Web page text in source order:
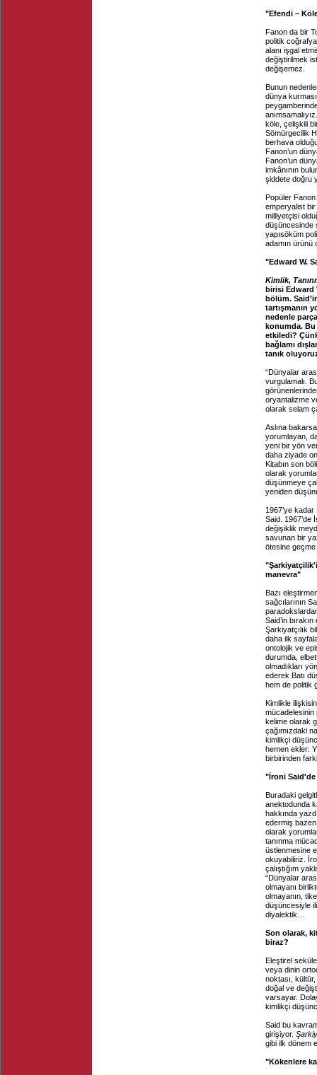
"Efendi –
Fanon da bir
politik
alanı işgal
değiştirilmek
değişemez.
Bunun
dünya
köle, çelişkili
Sömürgecilik
berhava
Fanon’un
Fanon’un
imkânının
şiddete doğru
Popüler Fanon
emperyalist bir
milliyetçisi
düşüncesinde
yapısöküm
adamın ürünü
"Edward W.
Kimlik,
birisi Edward
bölüm.
tartışmanın
nedenle
konumda. Bu
etkiledi?
bağlamı
tanık
“Dünyalar
vurgulamalı.
oryantalizme
olarak selam
Aslına
yorumlayan,
yeni bir yön
daha ziyade
Kitabın son
olarak
düşünmeye
yeniden
1967’ye
Said. 1967’de
değişiklik
savunan bir
ötesine
manevra"
Bazı
sağcılarının
Said’in
Şarkiyatçılık
daha ilk
ontolojik ve
durumda,
olmadıkları
ederek Batı
hem de politik
Kimlikle
mücadelesinin
kelime olarak
çağımızdaki
kimlikçi
hemen ekler:
birbirinden
"İroni
Buradaki
anektodunda
hakkında
edermiş
olarak
tanınma
üstlenmesine
okuyabiliriz.
çalıştığım
“Dünyalar
olmayanı
olmayanın,
düşüncesiyle
diyalektik…
Son olarak,
biraz?
Eleştirel
veya dinin
noktası,
doğal ve
varsayar.
kimlikçi
Said bu
girişiyor.
gibi ilk dönem
"Kökenlere